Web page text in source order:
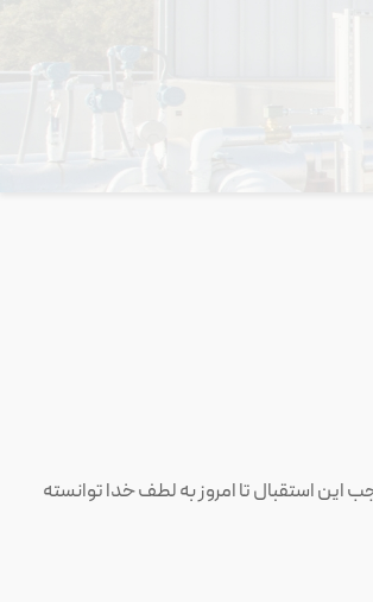
این استقبال تا امروز به لطف خدا توانسته